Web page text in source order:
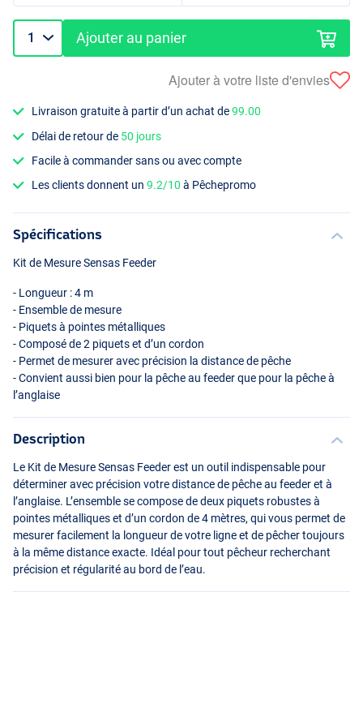
Ajouter au panier
Ajouter à votre liste d'envies
Livraison gratuite à partir d’un achat de99.00
Délai de retour de 50 jours
Facile à commander sans ou avec compte
Les clients donnent un9.2/10 à Pêchepromo
Spécifications
Kit de Mesure Sensas Feeder
- Longueur : 4 m
- Ensemble de mesure
- Piquets à pointes métalliques
- Composé de 2 piquets et d’un cordon
- Permet de mesurer avec précision la distance de pêche
- Convient aussi bien pour la pêche au feeder que pour la pêche à
l’anglaise
Description
Le Kit de Mesure Sensas Feeder est un outil indispensable pour
déterminer avec précision votre distance de pêche au feeder et à
l’anglaise. L’ensemble se compose de deux piquets robustes à
pointes métalliques et d’un cordon de 4 mètres, qui vous permet de
mesurer facilement la longueur de votre ligne et de pêcher toujours
à la même distance exacte. Idéal pour tout pêcheur recherchant
précision et régularité au bord de l’eau.